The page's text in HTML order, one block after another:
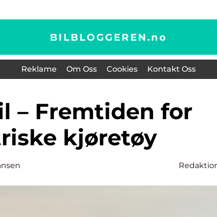
BILBLOGGEREN.no
Reklame Om Oss Cookies Kontakt Oss
kjøretøy